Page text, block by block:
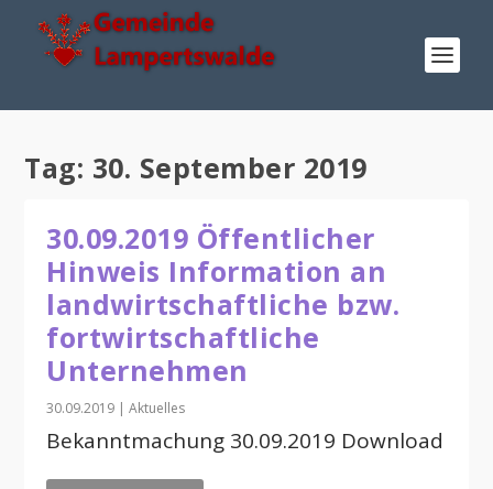
Tag: 30. September 2019
30.09.2019 Öffentlicher
Hinweis Information an
landwirtschaftliche bzw.
fortwirtschaftliche
Unternehmen
30.09.2019 |Aktuelles
Bekanntmachung 30.09.2019 Download